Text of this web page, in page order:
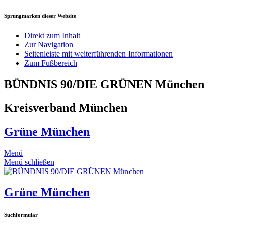
Sprungmarken dieser Website
Direkt zum Inhalt
Zur Navigation
Seitenleiste mit weiterführenden Informationen
Zum Fußbereich
BÜNDNIS 90/DIE GRÜNEN München
Kreisverband München
Grüne München
Menü
Menü schließen
Grüne München
Suchformular